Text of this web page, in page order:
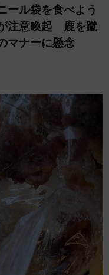
ール袋を食べよう
注意喚起 鹿を蹴
マナーに懸念